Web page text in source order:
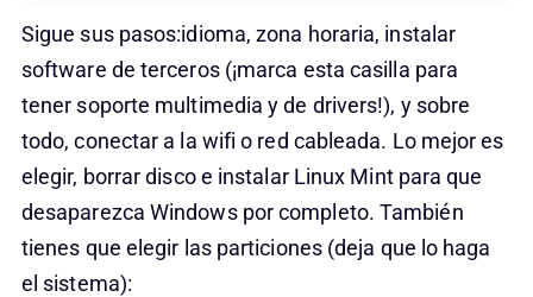
Sigue sus pasos:idioma, zona horaria, instalar
software de terceros (¡marca esta casilla para
tener soporte multimedia y de drivers!), y sobre
todo, conectar a la wifi o red cableada. Lo mejor es
elegir, borrar disco e instalar Linux Mint para que
desaparezca Windows por completo. También
tienes que elegir las particiones (deja que lo haga
el sistema):